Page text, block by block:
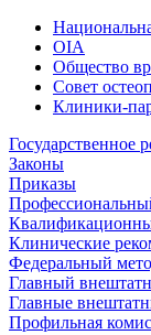
OIA
Общество
Совет
Клиники-
Государственное
Законы
Приказы
Клинические
Федеральный
Главный
Главные
Профильная